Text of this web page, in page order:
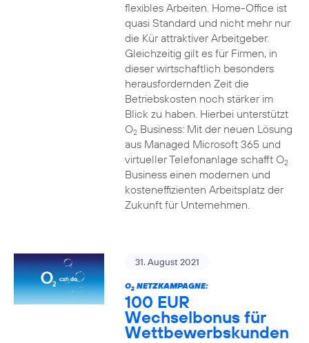
flexibles Arbeiten. Home-Office ist
quasi Standard und nicht mehr nur
die Kür attraktiver Arbeitgeber.
Gleichzeitig gilt es für Firmen, in
dieser wirtschaftlich besonders
herausfordernden Zeit die
Betriebskosten noch stärker im
Blick zu haben. Hierbei unterstützt
O2Business: Mit der neuen Lösung
aus Managed Microsoft 365 und
virtueller Telefonanlage schafft O2
Business einen modernen und
kosteneffizienten Arbeitsplatz der
Zukunft für Unternehmen.
31. August 2021
O2NETZKAMPAGNE:
100 EUR
Wechselbonus für
Wettbewerbskunden